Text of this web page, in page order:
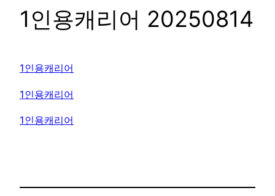
1인용캐리어 20250814
1인용캐리어
1인용캐리어
1인용캐리어